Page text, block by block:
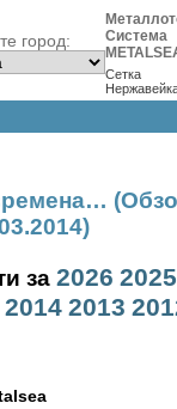
город:
Система
Сетка
за 2026 2025
2014 2013